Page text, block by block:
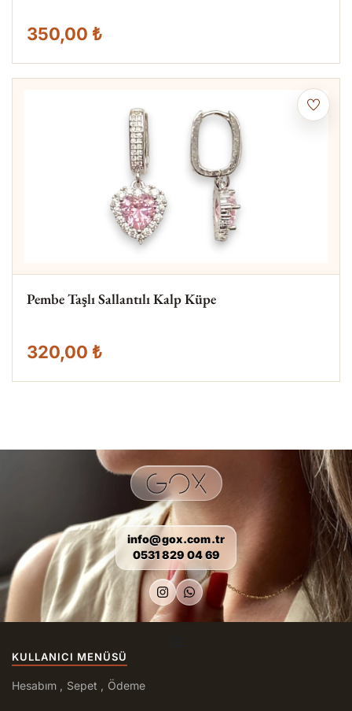
350,00 ₺
Pembe Taşlı Sallantılı Kalp Küpe
320,00 ₺
info@gox.com.tr
0531 829 04 69
KULLANICI MENÜSÜ
Hesabım Sepet Ödeme